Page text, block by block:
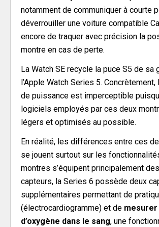
notamment de communiquer à courte
déverrouiller une voiture compatible
encore de traquer avec précision la
montre en cas de perte.
La Watch SE recycle la puce S5 de
l’Apple Watch Series 5.
de puissance est imperceptible
logiciels employés par ces deux
légers et optimisés au possible.
En réalité, les différences entre ces
se jouent surtout sur les
montres s’équipent principalement
capteurs, la Series 6 possède deux
supplémentaires permettant de
(électrocardiogramme) et de mesurer
d’oxygène dans le sang, une